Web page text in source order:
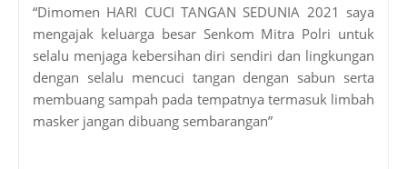
“Dimomen HARI CUCI TANGAN SEDUNIA 2021 saya
mengajak keluarga besar Senkom Mitra Polri untuk
selalu menjaga kebersihan diri sendiri dan lingkungan
dengan selalu mencuci tangan dengan sabun serta
membuang sampah pada tempatnya termasuk limbah
masker jangan dibuang sembarangan”